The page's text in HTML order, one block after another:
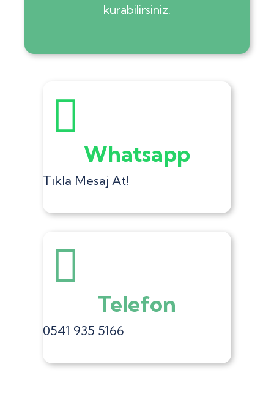
kurabilirsiniz.
Whatsapp
Tıkla Mesaj At!
Telefon
0541 935 5166